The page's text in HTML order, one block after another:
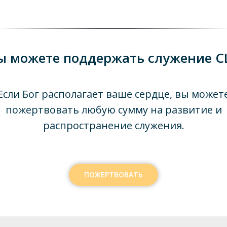
можете поддержать служение
Бог располагает ваше сердце, вы
пожертвовать любую сумму на развитие и
распространение служения.
ПОЖЕРТВОВАТЬ